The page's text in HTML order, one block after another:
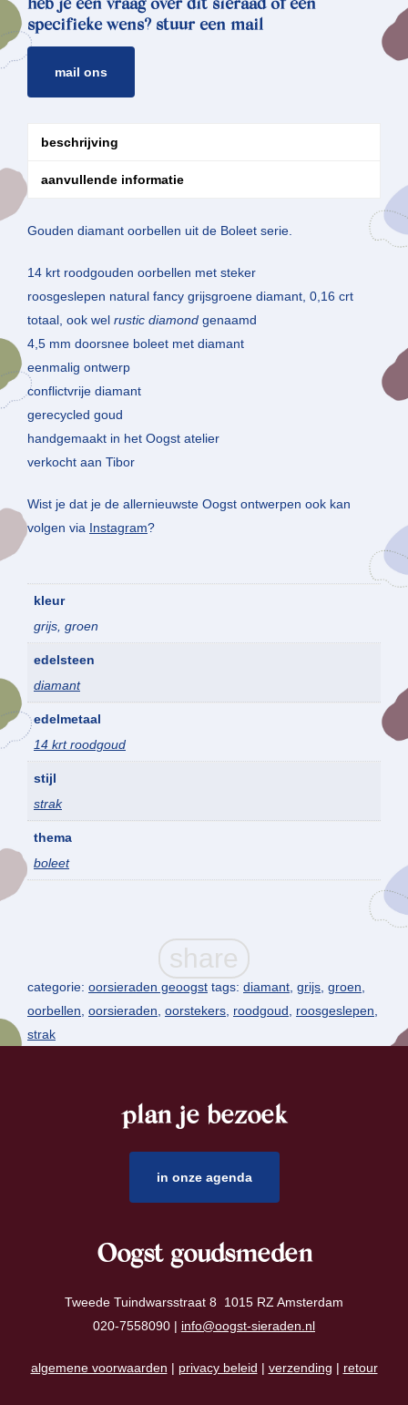
heb je een vraag over dit sieraad of een
specifieke wens? stuur een mail
mail ons
beschrijving
aanvullende informatie
Gouden diamant oorbellen uit de Boleet serie.
14 krt roodgouden oorbellen met steker
roosgeslepen natural fancy grijsgroene diamant, 0,16 crt
totaal, ook wel rustic diamond genaamd
4,5 mm doorsnee boleet met diamant
eenmalig ontwerp
conflictvrije diamant
gerecycled goud
handgemaakt in het Oogst atelier
verkocht aan Tibor
Wist je dat je de allernieuwste Oogst ontwerpen ook kan
volgen via Instagram?
kleur
grijs, groen
edelsteen
diamant
edelmetaal
14 krt roodgoud
stijl
strak
thema
boleet
categorie: oorsieraden geoogst tags: diamant grijs groen
oorbellen oorsieraden oorstekers roodgoud roosgeslepen
strak
plan je bezoek
in onze agenda
Oogst goudsmeden
Tweede Tuindwarsstraat 8 1015 RZ Amsterdam
020-7558090 | info@oogst-sieraden.nl
algemene voorwaarden | privacy beleid | verzending | retour